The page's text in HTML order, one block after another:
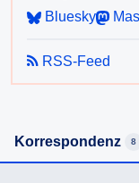
Bluesky
RSS-Feed
Korrespondenz 8